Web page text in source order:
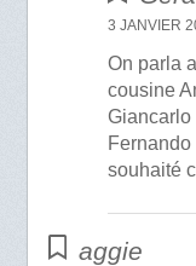
3 JANVIER
On parla
cousine
Giancarlo
souhaité
aggie